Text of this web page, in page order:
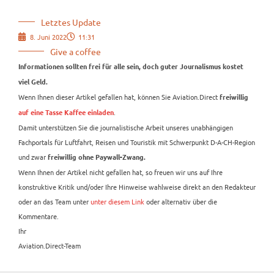
Letztes Update
8. Juni 2022 11:31
Give a coffee
Informationen sollten frei für alle sein, doch guter Journalismus kostet
viel Geld.
Wenn Ihnen dieser Artikel gefallen hat, können Sie Aviation.Direct freiwillig
auf eine Tasse Kaffee einladen
Damit unterstützen Sie die journalistische Arbeit unseres unabhängigen
Fachportals für Luftfahrt, Reisen und Touristik mit Schwerpunkt D-A-CH-Region
und zwar freiwillig ohne Paywall-Zwang.
Wenn Ihnen der Artikel nicht gefallen hat, so freuen wir uns auf Ihre
konstruktive Kritik und/oder Ihre Hinweise wahlweise direkt an den Redakteur
oder an das Team unterunter diesem Link oder alternativ über die
Kommentare.
Ihr
Aviation.Direct-Team